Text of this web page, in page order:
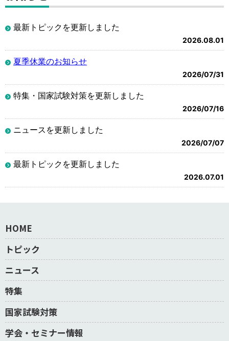
最新トピックを更新しました
2026.08.01
夏季休業のお知らせ
2026/07/31
特集・国家試験対策を更新しました
2026/07/16
ニュースを更新しました
2026/07/07
最新トピックを更新しました
2026.07.01
HOME
トピック
ニュース
特集
国家試験対策
学会・セミナー情報